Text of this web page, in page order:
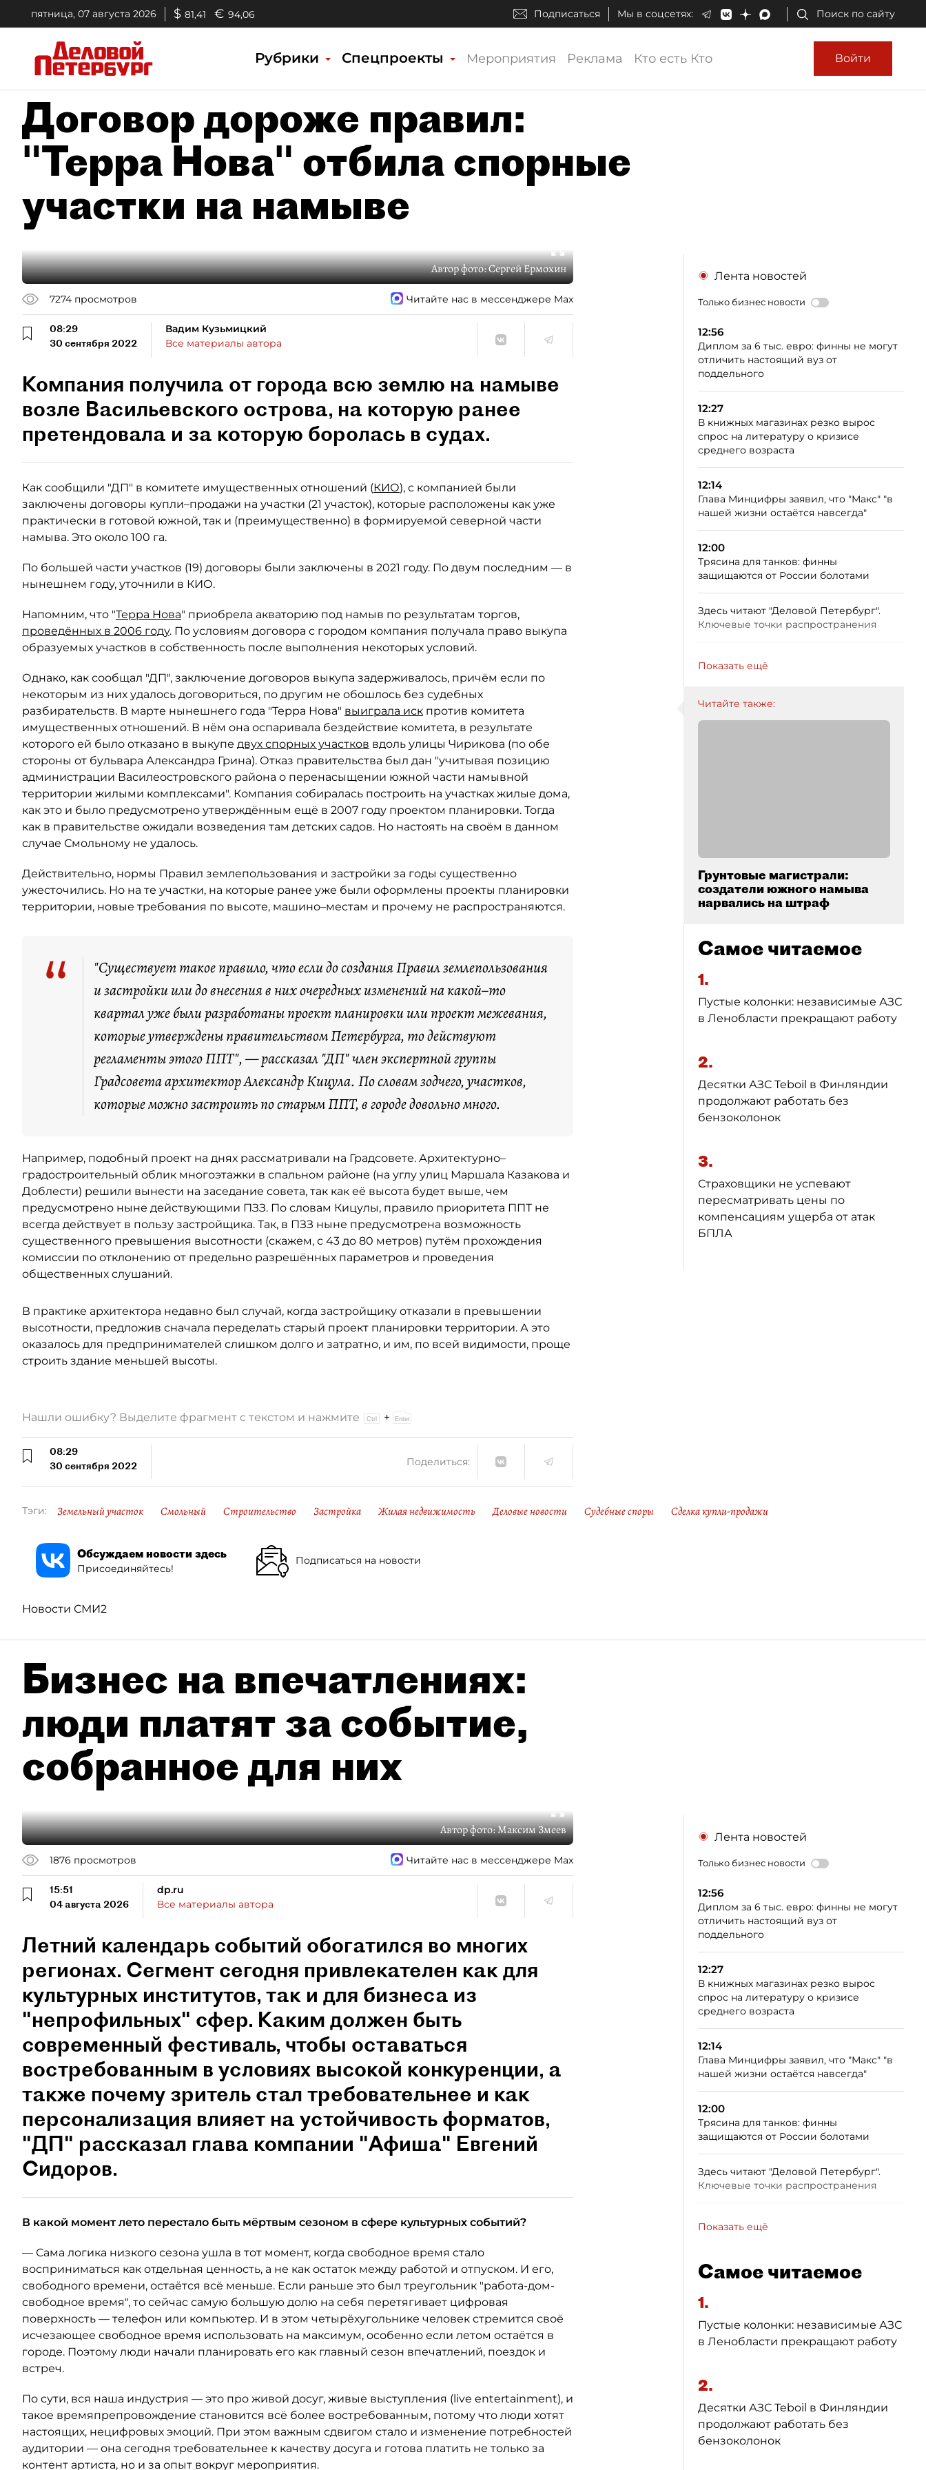
пятница, 07 августа 2026 $ 81,41 € 94,06 Подписаться Мы в соцсетях: Поиск по сайту
Рубрики Спецпроекты Мероприятия Реклама Кто есть Кто Войти
Договор дороже правил:
"Терра Нова" отбила спорные
участки на намыве
Автор фото:Сергей Ермохин
7274 просмотров Читайте нас в мессенджере Max
08:29
30 сентября 2022
Вадим Кузьмицкий
Все материалы автора
Компания получила от города всю землю на намыве
возле Васильевского острова, на которую ранее
претендовала и за которую боролась в судах.
Как сообщили "ДП" в комитете имущественных отношений (КИО), с компанией были
заключены договоры купли–продажи на участки (21 участок), которые расположены как уже
практически в готовой южной, так и (преимущественно) в формируемой северной части
намыва. Это около 100 га.
По большей части участков (19) договоры были заключены в 2021 году. По двум последним — в
нынешнем году, уточнили в КИО.
Напомним, что "Терра Нова" приобрела акваторию под намыв по результатам торгов,
проведённых в 2006 году. По условиям договора с городом компания получала право выкупа
образуемых участков в собственность после выполнения некоторых условий.
Однако, как сообщал "ДП", заключение договоров выкупа задерживалось, причём если по
некоторым из них удалось договориться, по другим не обошлось без судебных
разбирательств. В марте нынешнего года "Терра Нова" выиграла иск против комитета
имущественных отношений. В нём она оспаривала бездействие комитета, в результате
которого ей было отказано в выкупе двух спорных участков вдоль улицы Чирикова (по обе
стороны от бульвара Александра Грина). Отказ правительства был дан "учитывая позицию
администрации Василеостровского района о перенасыщении южной части намывной
территории жилыми комплексами". Компания собиралась построить на участках жилые дома,
как это и было предусмотрено утверждённым ещё в 2007 году проектом планировки. Тогда
как в правительстве ожидали возведения там детских садов. Но настоять на своём в данном
случае Смольному не удалось.
Действительно, нормы Правил землепользования и застройки за годы существенно
ужесточились. Но на те участки, на которые ранее уже были оформлены проекты планировки
территории, новые требования по высоте, машино–местам и прочему не распространяются.
“
"Существует такое правило, что если до создания Правил землепользования
и застройки или до внесения в них очередных изменений на какой–то
квартал уже были разработаны проект планировки или проект межевания,
которые утверждены правительством Петербурга, то действуют
регламенты этого ППТ", — рассказал "ДП" член экспертной группы
Градсовета архитектор Александр Кицула. По словам зодчего, участков,
которые можно застроить по старым ППТ, в городе довольно много.
Например, подобный проект на днях рассматривали на Градсовете. Архитектурно–
градостроительный облик многоэтажки в спальном районе (на углу улиц Маршала Казакова и
Доблести) решили вынести на заседание совета, так как её высота будет выше, чем
предусмотрено ныне действующими ПЗЗ. По словам Кицулы, правило приоритета ППТ не
всегда действует в пользу застройщика. Так, в ПЗЗ ныне предусмотрена возможность
существенного превышения высотности (скажем, с 43 до 80 метров) путём прохождения
комиссии по отклонению от предельно разрешённых параметров и проведения
общественных слушаний.
В практике архитектора недавно был случай, когда застройщику отказали в превышении
высотности, предложив сначала переделать старый проект планировки территории. А это
оказалось для предпринимателей слишком долго и затратно, и им, по всей видимости, проще
строить здание меньшей высоты.
Лента новостей
Только бизнес новости
12:56
Диплом за 6 тыс. евро: финны не могут
отличить настоящий вуз от
поддельного
12:27
В книжных магазинах резко вырос
спрос на литературу о кризисе
среднего возраста
12:14
Глава Минцифры заявил, что "Макс" "в
нашей жизни остаётся навсегда"
12:00
Трясина для танков: финны
защищаются от России болотами
Здесь читают "Деловой Петербург".
Ключевые точки распространения
Показать ещё
Читайте также:
Грунтовые магистрали:
создатели южного намыва
нарвались на штраф
Самое читаемое
1.
Пустые колонки: независимые АЗС
в Ленобласти прекращают работу
2.
Десятки АЗС Teboil в Финляндии
продолжают работать без
бензоколонок
3.
Страховщики не успевают
пересматривать цены по
компенсациям ущерба от атак
БПЛА
Нашли ошибку? Выделите фрагмент с текстом и нажмите +
08:29
30 сентября 2022
Поделиться:
Тэги: Земельный участок Смольный Строительство Застройка Жилая недвижимость Деловые новости Судебные споры Сделка купли-продажи
Обсуждаем новости здесь
Присоединяйтесь!
Подписаться на новости
Новости СМИ2
Бизнес на впечатлениях:
люди платят за событие,
собранное для них
Автор фото:Максим Змеев
1876 просмотров Читайте нас в мессенджере Max
15:51
04 августа 2026
dp.ru
Все материалы автора
Летний календарь событий обогатился во многих
регионах. Сегмент сегодня привлекателен как для
культурных институтов, так и для бизнеса из
"непрофильных" сфер. Каким должен быть
современный фестиваль, чтобы оставаться
востребованным в условиях высокой конкуренции, а
также почему зритель стал требовательнее и как
персонализация влияет на устойчивость форматов,
"ДП" рассказал глава компании "Афиша" Евгений
Сидоров.
В какой момент лето перестало быть мёртвым сезоном в сфере культурных событий?
— Сама логика низкого сезона ушла в тот момент, когда свободное время стало
восприниматься как отдельная ценность, а не как остаток между работой и отпуском. И его,
свободного времени, остаётся всё меньше. Если раньше это был треугольник "работа-дом-
свободное время", то сейчас самую большую долю на себя перетягивает цифровая
поверхность — телефон или компьютер. И в этом четырёхугольнике человек стремится своё
исчезающее свободное время использовать на максимум, особенно если летом остаётся в
городе. Поэтому люди начали планировать его как главный сезон впечатлений, поездок и
встреч.
По сути, вся наша индустрия — это про живой досуг, живые выступления (live entertainment), и
такое времяпрепровождение становится всё более востребованным, потому что люди хотят
настоящих, нецифровых эмоций. При этом важным сдвигом стало и изменение потребностей
аудитории — она сегодня требовательнее к качеству досуга и готова платить не только за
контент артиста, но и за опыт вокруг мероприятия.
Лента новостей
Только бизнес новости
12:56
Диплом за 6 тыс. евро: финны не могут
отличить настоящий вуз от
поддельного
12:27
В книжных магазинах резко вырос
спрос на литературу о кризисе
среднего возраста
12:14
Глава Минцифры заявил, что "Макс" "в
нашей жизни остаётся навсегда"
12:00
Трясина для танков: финны
защищаются от России болотами
Здесь читают "Деловой Петербург".
Ключевые точки распространения
Показать ещё
Самое читаемое
1.
Пустые колонки: независимые АЗС
в Ленобласти прекращают работу
2.
Десятки АЗС Teboil в Финляндии
продолжают работать без
бензоколонок